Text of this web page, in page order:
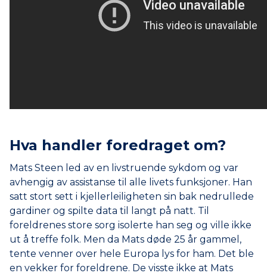
Hva handler foredraget om?
Mats Steen led av en livstruende sykdom og var
avhengig av assistanse til alle livets funksjoner. Han
satt stort sett i kjellerleiligheten sin bak nedrullede
gardiner og spilte data til langt på natt. Til
foreldrenes store sorg isolerte han seg og ville ikke
ut å treffe folk. Men da Mats døde 25 år gammel,
tente venner over hele Europa lys for ham. Det ble
en vekker for foreldrene. De visste ikke at Mats